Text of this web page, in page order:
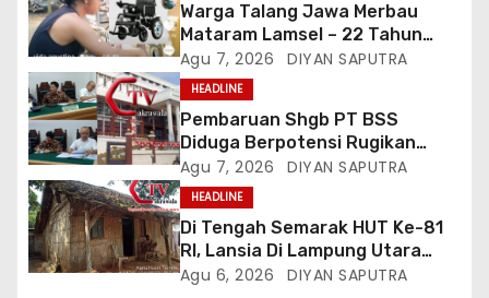
Warga Talang Jawa Merbau
Mataram Lamsel – 22 Tahun
Lumpuh Vina Agustina Viral Di
Tiktok Inginkan Kursi Roda
Listrik, Kepala Perwakilan
Provinsi Lampung Media
Cakrawala Tv Meminta Pemda
Lamsel Bertindak
Agu 7, 2026 DIYAN SAPUTRA
HEADLINE
Pembaruan Shgb PT BSS
Diduga Berpotensi Rugikan
Negara, Kementrian ATR/BPN Di
Gugat Di PTUN Jakarta
Agu 7, 2026 DIYAN SAPUTRA
HEADLINE
Di Tengah Semarak HUT Ke-81
RI, Lansia Di Lampung Utara
Hidup Memprihatinkan
Agu 6, 2026 DIYAN SAPUTRA